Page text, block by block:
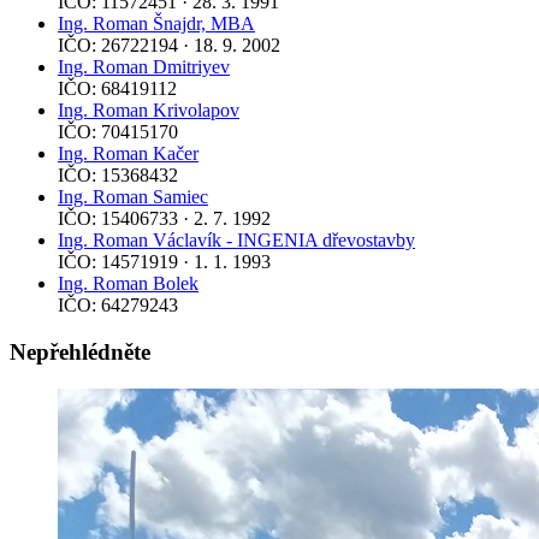
Ing. Roman Šnajdr, MBA
IČO: 26722194 · 18. 9. 2002
Ing. Roman Dmitriyev
IČO: 68419112
Ing. Roman Krivolapov
IČO: 70415170
Ing. Roman Kačer
IČO: 15368432
Ing. Roman Samiec
IČO: 15406733 · 2. 7. 1992
Ing. Roman Václavík - INGENIA dřevostavby
IČO: 14571919 · 1. 1. 1993
Ing. Roman Bolek
IČO: 64279243
Nepřehlédněte